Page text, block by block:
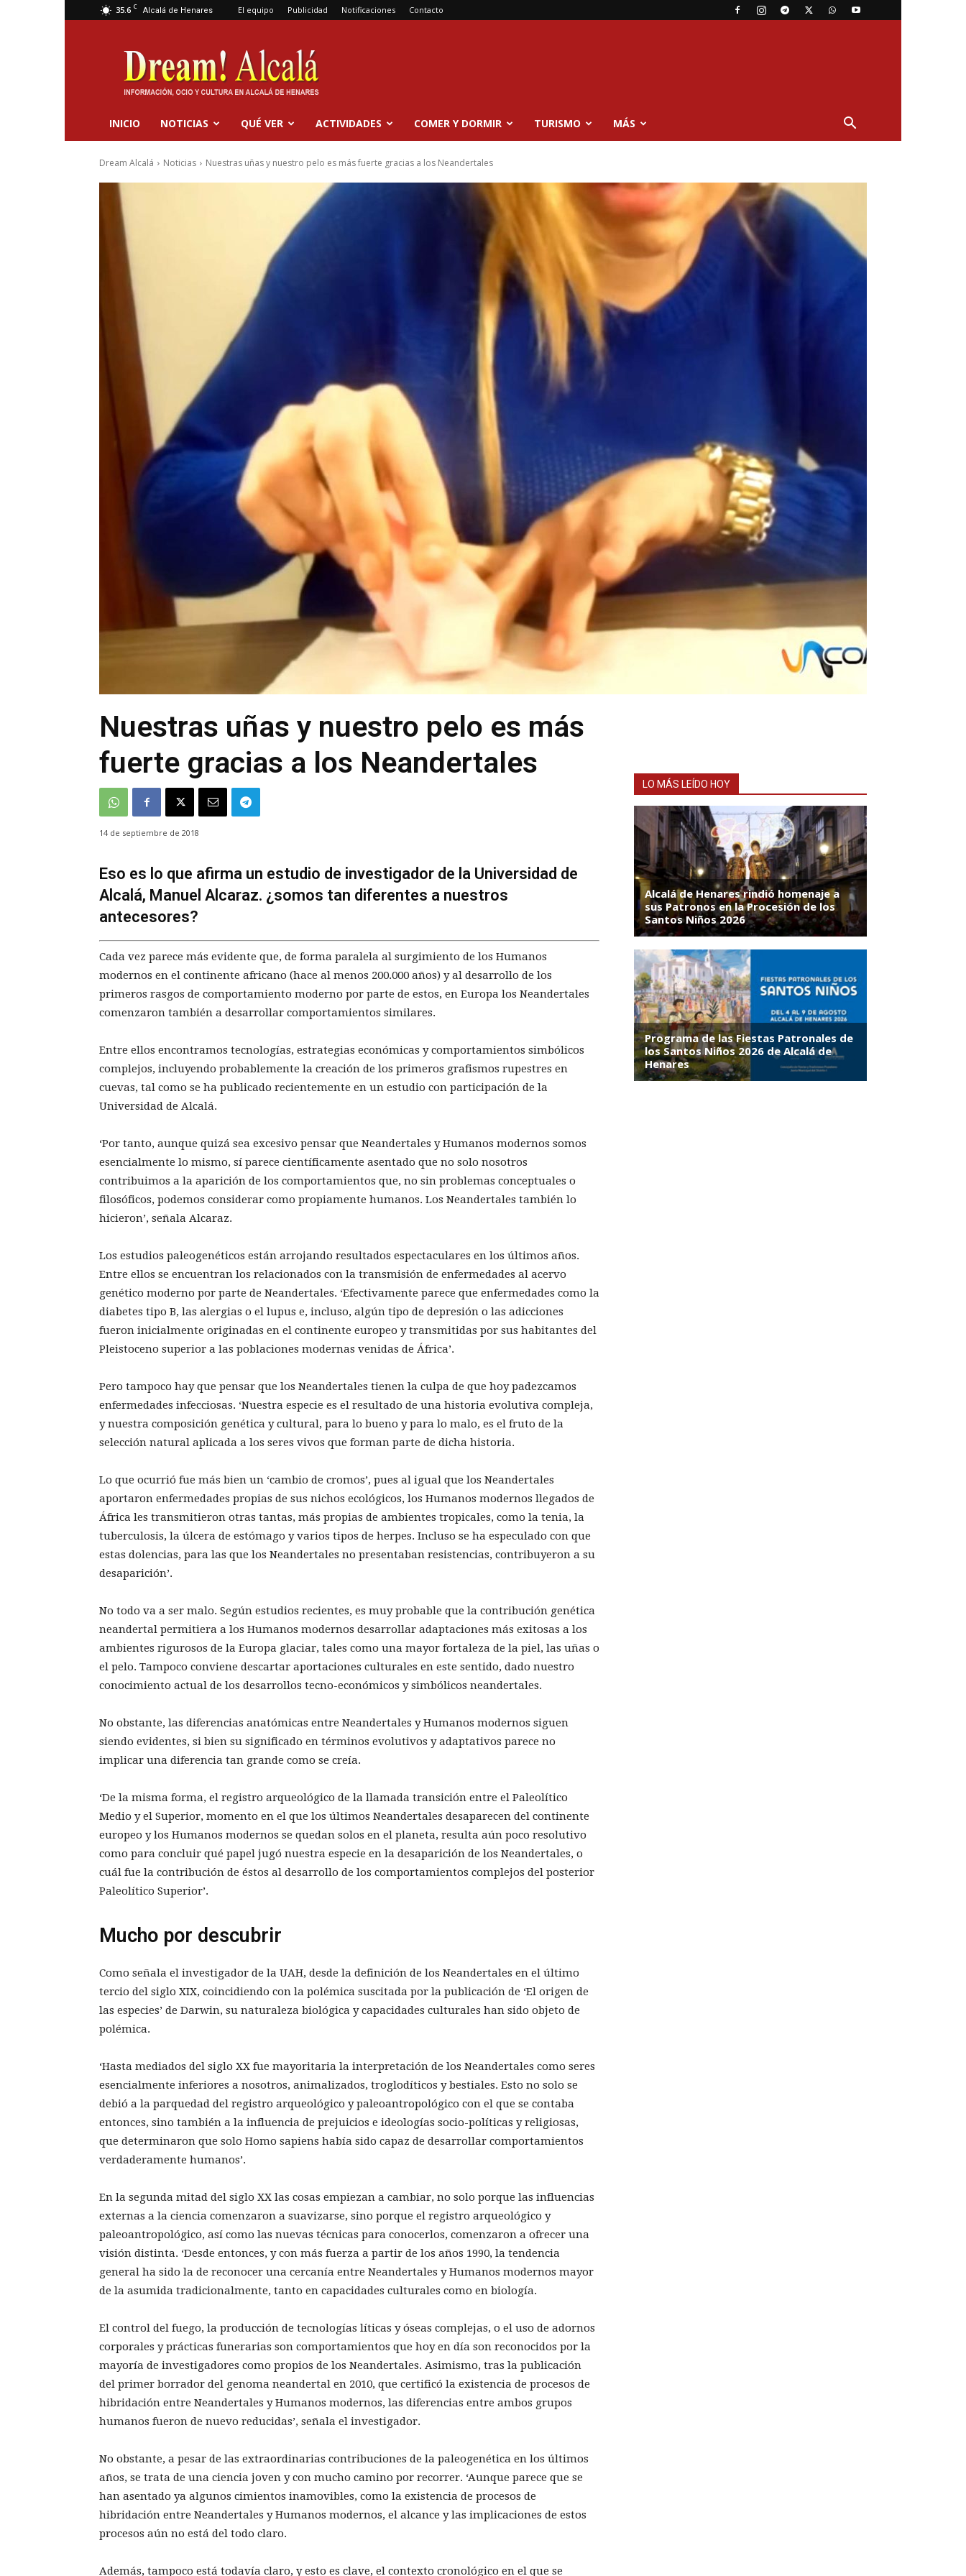
35.6 C Alcalá de Henares El equipo Publicidad Notificaciones Contacto
Dream
Alcalá
INICIO NOTICIAS QUÉ VER ACTIVIDADES COMER Y DORMIR TURISMO MÁS
Dream Alcalá Noticias Nuestras uñas y nuestro pelo es más fuerte gracias a los Neandertales
Nuestras uñas y nuestro pelo es más
fuerte gracias a los Neandertales
14 de septiembre de 2018
Eso es lo que afirma un estudio de investigador de la Universidad de
Alcalá, Manuel Alcaraz. ¿somos tan diferentes a nuestros
antecesores?
Cada vez parece más evidente que, de forma paralela al surgimiento de los Humanos
modernos en el continente africano (hace al menos 200.000 años) y al desarrollo de los
primeros rasgos de comportamiento moderno por parte de estos, en Europa los Neandertales
comenzaron también a desarrollar comportamientos similares.
Entre ellos encontramos tecnologías, estrategias económicas y comportamientos simbólicos
complejos, incluyendo probablemente la creación de los primeros grafismos rupestres en
cuevas, tal como se ha publicado recientemente en un estudio con participación de la
Universidad de Alcalá.
‘Por tanto, aunque quizá sea excesivo pensar que Neandertales y Humanos modernos somos
esencialmente lo mismo, sí parece científicamente asentado que no solo nosotros
contribuimos a la aparición de los comportamientos que, no sin problemas conceptuales o
filosóficos, podemos considerar como propiamente humanos. Los Neandertales también lo
hicieron’, señala Alcaraz.
Los estudios paleogenéticos están arrojando resultados espectaculares en los últimos años.
Entre ellos se encuentran los relacionados con la transmisión de enfermedades al acervo
genético moderno por parte de Neandertales. ‘Efectivamente parece que enfermedades como la
diabetes tipo B, las alergias o el lupus e, incluso, algún tipo de depresión o las adicciones
fueron inicialmente originadas en el continente europeo y transmitidas por sus habitantes del
Pleistoceno superior a las poblaciones modernas venidas de África’.
Pero tampoco hay que pensar que los Neandertales tienen la culpa de que hoy padezcamos
enfermedades infecciosas. ‘Nuestra especie es el resultado de una historia evolutiva compleja,
y nuestra composición genética y cultural, para lo bueno y para lo malo, es el fruto de la
selección natural aplicada a los seres vivos que forman parte de dicha historia.
Lo que ocurrió fue más bien un ‘cambio de cromos’, pues al igual que los Neandertales
aportaron enfermedades propias de sus nichos ecológicos, los Humanos modernos llegados de
África les transmitieron otras tantas, más propias de ambientes tropicales, como la tenia, la
tuberculosis, la úlcera de estómago y varios tipos de herpes. Incluso se ha especulado con que
estas dolencias, para las que los Neandertales no presentaban resistencias, contribuyeron a su
desaparición’.
No todo va a ser malo. Según estudios recientes, es muy probable que la contribución genética
neandertal permitiera a los Humanos modernos desarrollar adaptaciones más exitosas a los
ambientes rigurosos de la Europa glaciar, tales como una mayor fortaleza de la piel, las uñas o
el pelo. Tampoco conviene descartar aportaciones culturales en este sentido, dado nuestro
conocimiento actual de los desarrollos tecno-económicos y simbólicos neandertales.
No obstante, las diferencias anatómicas entre Neandertales y Humanos modernos siguen
siendo evidentes, si bien su significado en términos evolutivos y adaptativos parece no
implicar una diferencia tan grande como se creía.
‘De la misma forma, el registro arqueológico de la llamada transición entre el Paleolítico
Medio y el Superior, momento en el que los últimos Neandertales desaparecen del continente
europeo y los Humanos modernos se quedan solos en el planeta, resulta aún poco resolutivo
como para concluir qué papel jugó nuestra especie en la desaparición de los Neandertales, o
cuál fue la contribución de éstos al desarrollo de los comportamientos complejos del posterior
Paleolítico Superior’.
Mucho por descubrir
Como señala el investigador de la UAH, desde la definición de los Neandertales en el último
tercio del siglo XIX, coincidiendo con la polémica suscitada por la publicación de ‘El origen de
las especies’ de Darwin, su naturaleza biológica y capacidades culturales han sido objeto de
polémica.
‘Hasta mediados del siglo XX fue mayoritaria la interpretación de los Neandertales como seres
esencialmente inferiores a nosotros, animalizados, troglodíticos y bestiales. Esto no solo se
debió a la parquedad del registro arqueológico y paleoantropológico con el que se contaba
entonces, sino también a la influencia de prejuicios e ideologías socio-políticas y religiosas,
que determinaron que solo Homo sapiens había sido capaz de desarrollar comportamientos
verdaderamente humanos’.
En la segunda mitad del siglo XX las cosas empiezan a cambiar, no solo porque las influencias
externas a la ciencia comenzaron a suavizarse, sino porque el registro arqueológico y
paleoantropológico, así como las nuevas técnicas para conocerlos, comenzaron a ofrecer una
visión distinta. ‘Desde entonces, y con más fuerza a partir de los años 1990, la tendencia
general ha sido la de reconocer una cercanía entre Neandertales y Humanos modernos mayor
de la asumida tradicionalmente, tanto en capacidades culturales como en biología.
El control del fuego, la producción de tecnologías líticas y óseas complejas, o el uso de adornos
corporales y prácticas funerarias son comportamientos que hoy en día son reconocidos por la
mayoría de investigadores como propios de los Neandertales. Asimismo, tras la publicación
del primer borrador del genoma neandertal en 2010, que certificó la existencia de procesos de
hibridación entre Neandertales y Humanos modernos, las diferencias entre ambos grupos
humanos fueron de nuevo reducidas’, señala el investigador.
No obstante, a pesar de las extraordinarias contribuciones de la paleogenética en los últimos
años, se trata de una ciencia joven y con mucho camino por recorrer. ‘Aunque parece que se
han asentado ya algunos cimientos inamovibles, como la existencia de procesos de
hibridación entre Neandertales y Humanos modernos, el alcance y las implicaciones de estos
procesos aún no está del todo claro.
Además, tampoco está todavía claro, y esto es clave, el contexto cronológico en el que se
LO MÁS LEÍDO HOY